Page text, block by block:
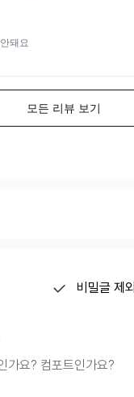
비밀글 제외
가요? 컴포트인가요?